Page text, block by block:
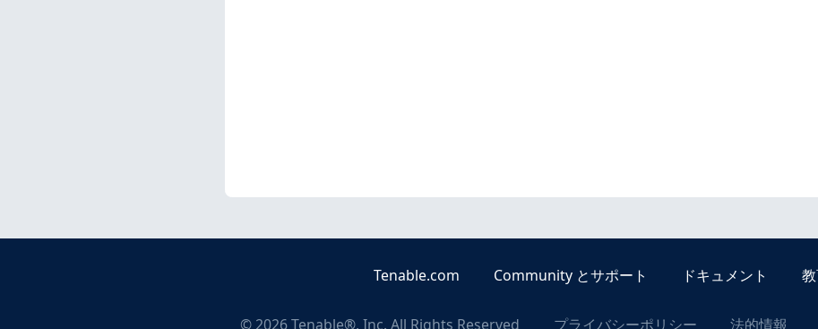
Tenable.com Community とサポート ドキュメント
© 2026Tenable®, Inc. All Rights Reserved プライバシーポリシー 法的情報